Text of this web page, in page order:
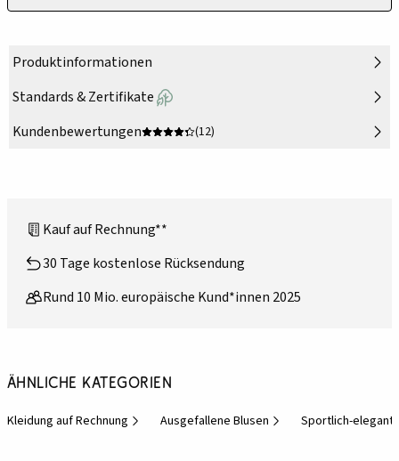
Produktinformationen
Standards & Zertifikate
Kundenbewertungen
(12)
Kauf auf Rechnung**
30 Tage kostenlose Rücksendung
Rund 10 Mio. europäische Kund*innen 2025
Ähnliche Kategorien
Kleidung auf Rechnung Ausgefallene Blusen Sportlich-